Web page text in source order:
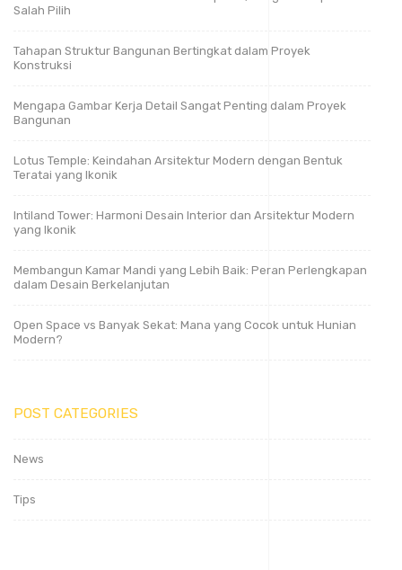
Salah Pilih
Tahapan Struktur Bangunan Bertingkat dalam Proyek
Konstruksi
Mengapa Gambar Kerja Detail Sangat Penting dalam Proyek
Bangunan
Lotus Temple: Keindahan Arsitektur Modern dengan Bentuk
Teratai yang Ikonik
Intiland Tower: Harmoni Desain Interior dan Arsitektur Modern
yang Ikonik
Membangun Kamar Mandi yang Lebih Baik: Peran Perlengkapan
dalam Desain Berkelanjutan
Open Space vs Banyak Sekat: Mana yang Cocok untuk Hunian
Modern?
POST CATEGORIES
News
Tips